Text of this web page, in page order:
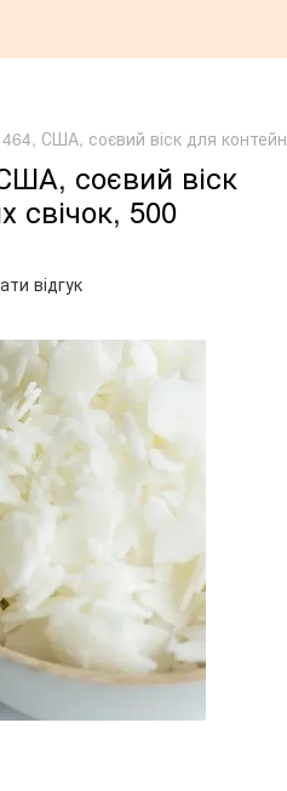
США, соєвий віск для
соєвий віск
свічок, 500
відгук